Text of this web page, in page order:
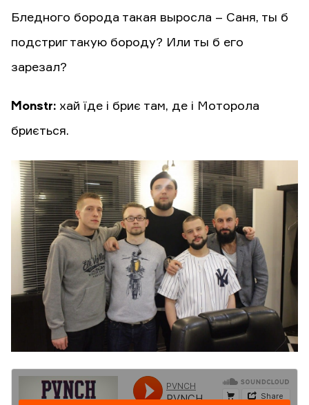
Бледного борода такая выросла – Саня, ты б
подстриг такую бороду? Или ты б его
зарезал?
Monstr: хай їде і бриє там, де і Моторола
бриється.